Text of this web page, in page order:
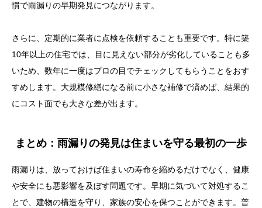
慣で雨漏りの早期発見につながります。
さらに、定期的に業者に点検を依頼することも重要です。特に築
10年以上の住宅では、目に見えない部分が劣化していることも多
いため、数年に一度はプロの目でチェックしてもらうことをおす
すめします。大規模修繕になる前に小さな補修で済めば、結果的
にコスト面でも大きな差が出ます。
まとめ：雨漏りの発見は住まいを守る最初の一歩
雨漏りは、放っておけば住まいの寿命を縮めるだけでなく、健康
や安全にも悪影響を及ぼす問題です。早期に気づいて対処するこ
とで、建物の構造を守り、家族の安心を保つことができます。普